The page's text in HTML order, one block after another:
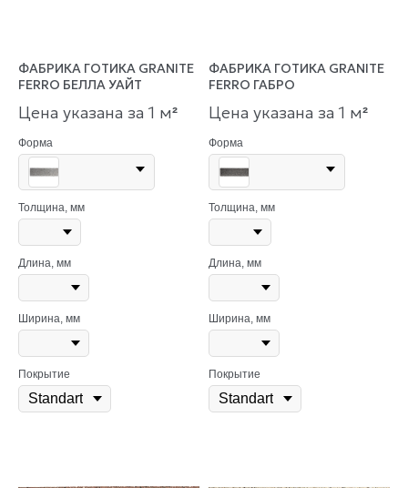
ФАБРИКА ГОТИКА GRANITE
FERRO БЕЛЛА УАЙТ
Цена указана за 1 м²
Форма
Толщина, мм
Длина, мм
Ширина, мм
Покрытие
ФАБРИКА ГОТИКА GRANITE
FERRO ГАБРО
Цена указана за 1 м²
Форма
Толщина, мм
Длина, мм
Ширина, мм
Покрытие